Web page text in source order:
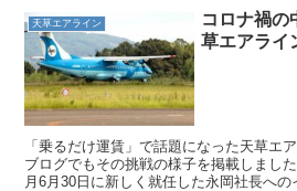
天草エアライン
コロナ禍の
草エアライ
「乗るだけ運賃」で話題になった天草エ
ブログでもその挑戦の様子を掲載しまし
月6月30日に新しく就任した永岡社長への